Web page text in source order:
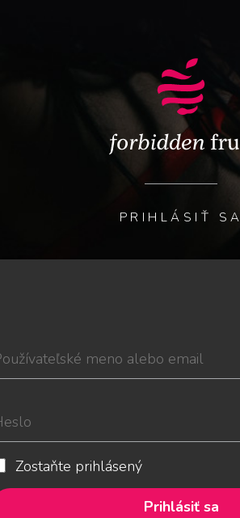
PRIHLÁSIŤ SA
Zostaňte prihlásený
Prihlásiť sa